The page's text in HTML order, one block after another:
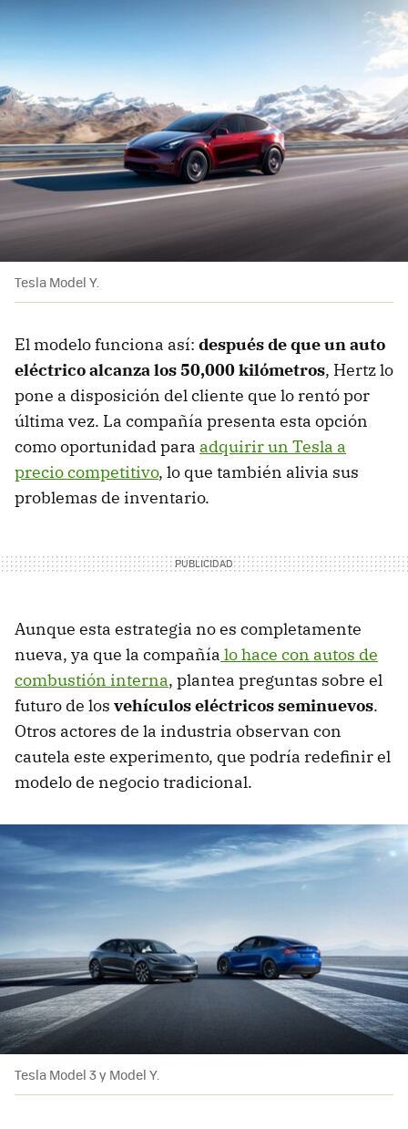
Tesla Model Y.
El modelo funciona así: después de que un auto
eléctrico alcanza los 50,000 kilómetros, Hertz lo
pone a disposición del cliente que lo rentó por
última vez. La compañía presenta esta opción
como oportunidad para adquirir un Tesla a
precio competitivo, lo que también alivia sus
problemas de inventario.
Aunque esta estrategia no es completamente
nueva, ya que la compañía lo hace con autos de
combustión interna, plantea preguntas sobre el
futuro de los vehículos eléctricos seminuevos.
Otros actores de la industria observan con
cautela este experimento, que podría redefinir el
modelo de negocio tradicional.
Tesla Model 3 y Model Y.